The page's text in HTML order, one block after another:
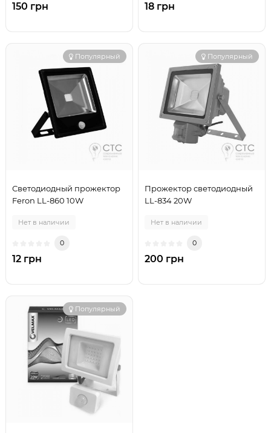
150 грн 18 грн
Популярный
Светодиодный прожектор
Feron LL-860 10W
Нет в наличии
0
12 грн
Популярный
Прожектор светодиодный
LL-834 20W
Нет в наличии
0
200 грн
Популярный